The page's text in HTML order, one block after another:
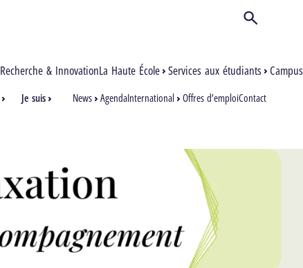
Recherche & InnovationLa Haute École Services aux étudiants Campus
Je suis News AgendaInternational Offres d’emploiContact
Ouvrir/